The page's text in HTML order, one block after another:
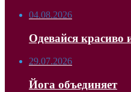
04.08.2026
Одевайся красиво
29.07.2026
Йога объединяет